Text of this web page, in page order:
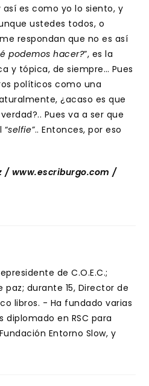
es como yo lo siento, y
ustedes todos, o
respondan que no es así
podemos hacer?”, es la
y tópica, de siempre… Pues
políticos como una
¿acaso es que
Pues va a ser que
“selfie”.. Entonces, por eso
/ www.escriburgo.com /
de C.O.E.C.;
durante 15, Director de
libros. - Ha fundado varias
diplomado en RSC para
Entorno Slow, y